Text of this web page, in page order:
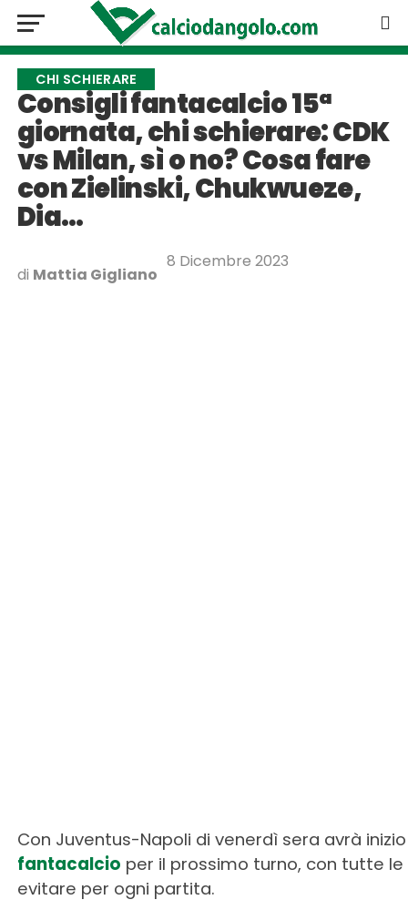
CHI SCHIERARE
Consigli fantacalcio 15ª
giornata, chi schierare: CDK
vs Milan, sì o no? Cosa fare
con Zielinski, Chukwueze,
Dia…
di Mattia Gigliano
8 Dicembre 2023
Con Juventus-Napoli di venerdì sera avrà
fantacalcio per il prossimo turno, con tutte
evitare per ogni partita.